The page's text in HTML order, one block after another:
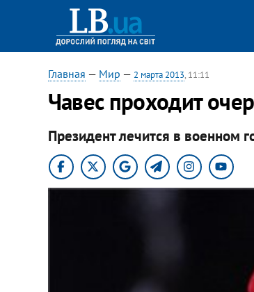
Главная — Мир — 2 марта 2013, 11:11
Чавес проходит
Президент лечится в военном